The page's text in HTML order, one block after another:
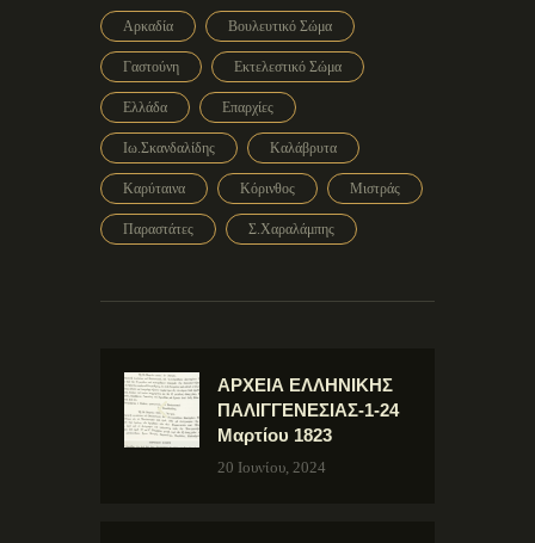
Αρκαδία Βουλευτικό Σώμα
Γαστούνη Εκτελεστικό Σώμα
Ελλάδα Επαρχίες
Ιω.Σκανδαλίδης Καλάβρυτα
Καρύταινα Κόρινθος Μιστράς
Παραστάτες Σ.Χαραλάμπης
ΑΡΧΕΙΑ ΕΛΛΗΝΙΚΗΣ
ΠΑΛΙΓΓΕΝΕΣΙΑΣ-1-24
Μαρτίου 1823
20 Ιουνίου, 2024